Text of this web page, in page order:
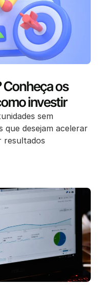
Conheça os
investir
sem
que desejam acelerar
resultados